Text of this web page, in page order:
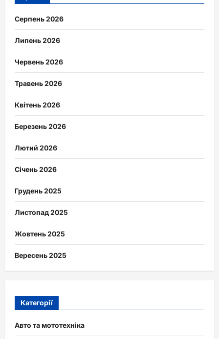
Серпень 2026
Липень 2026
Червень 2026
Травень 2026
Квітень 2026
Березень 2026
Лютий 2026
Січень 2026
Грудень 2025
Листопад 2025
Жовтень 2025
Вересень 2025
Категорії
Авто та мототехніка